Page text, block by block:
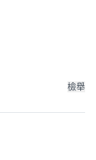
檢舉